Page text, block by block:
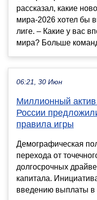
рассказал, какие
мира-2026 хотел бы
лиге. – Какие у вас
мира? Больше
06:21, 30 Июн
Миллионный
России
правила игры
Демографическая
перехода от
долгосрочных
капитала.
введению выплаты в